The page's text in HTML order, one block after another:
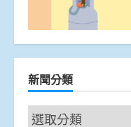
新聞分類
新